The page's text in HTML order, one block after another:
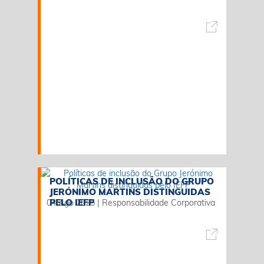
04 Ago 2025 | Responsabilidade Corporativa
POLÍTICAS DE INCLUSÃO DO GRUPO
JERÓNIMO MARTINS DISTINGUIDAS
PELO IEFP